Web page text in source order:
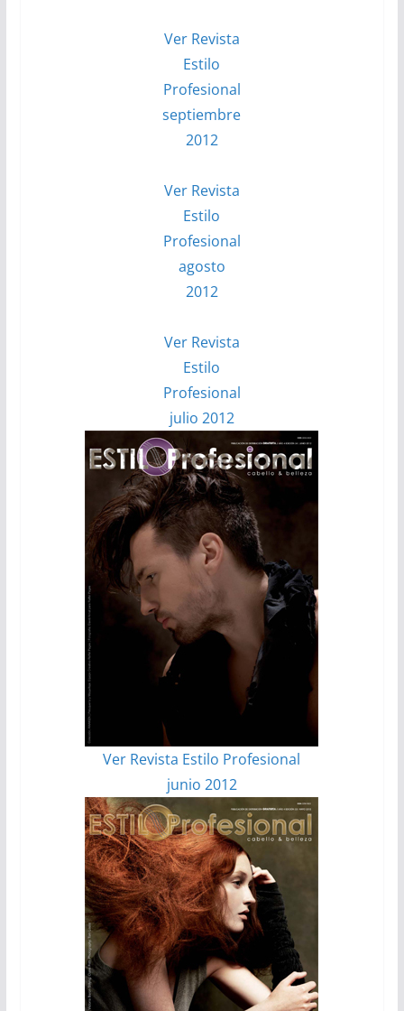
Ver Revista
Estilo
Profesional
septiembre
2012
Ver Revista
Estilo
Profesional
agosto
2012
Ver Revista
Estilo
Profesional
julio 2012
Ver Revista Estilo Profesional
junio 2012